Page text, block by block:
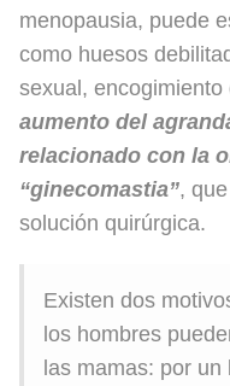
menopausia, puede
como huesos
sexual,
aumento del
relacionado con la
“ginecomastia”,
solución quirúrgica.
Existen dos
los hombres
las mamas: por un